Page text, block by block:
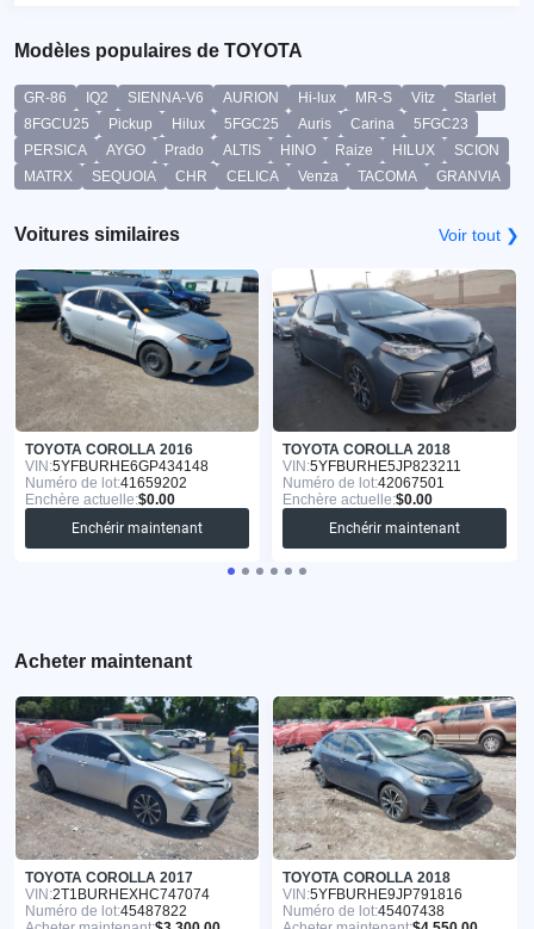
Modèles populaires de TOYOTA
GR-86 IQ2 SIENNA-V6 AURION Hi-lux MR-S Vitz
Starlet
8FGCU25
Pickup Hilux 5FGC25 Auris Carina
5FGC23
PERSICA
AYGO Prado ALTIS HINO Raize HILUX
SCION
MATRX
SEQUOIA CHR CELICA Venza TACOMA GRANVIA
Voitures similaires Voir tout ❯
TOYOTA COROLLA 2016
VIN:5YFBURHE6GP434148
Numéro de lot:41659202
Enchère actuelle:$0.00
Enchérir maintenant
TOYOTA COROLLA 2018
VIN:5YFBURHE5JP823211
Numéro de lot:42067501
Enchère actuelle:$0.00
Enchérir maintenant
Acheter maintenant
TOYOTA COROLLA 2017
VIN:2T1BURHEXHC747074
Numéro de lot:45487822
TOYOTA COROLLA 2018
VIN:5YFBURHE9JP791816
Numéro de lot:45407438